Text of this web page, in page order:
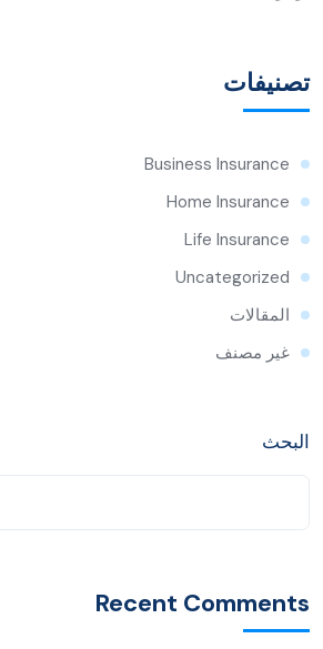
تصنيفات
Business Insurance
Home Insurance
Life Insurance
Uncategorized
المقالات
غير مصنف
البحث
Recent Comments